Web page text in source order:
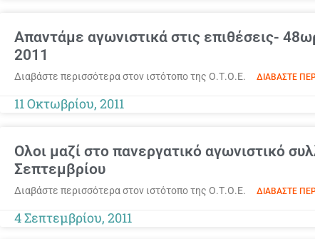
Απαντάμε αγωνιστικά στις επιθέσεις-
2011
Διαβάστε περισσότερα στον ιστότοπο της Ο.Τ.Ο.Ε. ΔΙΑΒΆΣΤΕ
11 Οκτωβρίου, 2011
Ολοι μαζί στο πανεργατικό αγωνιστικό
Σεπτεμβρίου
Διαβάστε περισσότερα στον ιστότοπο της Ο.Τ.Ο.Ε. ΔΙΑΒΆΣΤΕ
4 Σεπτεμβρίου, 2011